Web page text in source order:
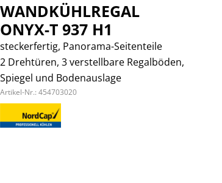
WANDKÜHLREGAL
ONYX-T 937 H1
steckerfertig, Panorama-Seitenteile
2 Drehtüren, 3 verstellbare Regalböden,
Spiegel und Bodenauslage
Artikel-Nr.: 454703020